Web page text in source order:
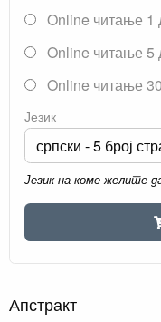
Online читање 1
Online читање 5
Online читање
Језик
Језик на коме желите
Апстракт